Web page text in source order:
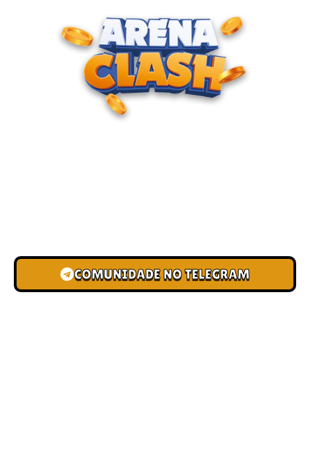
COMUNIDADE NO TELEGRAM